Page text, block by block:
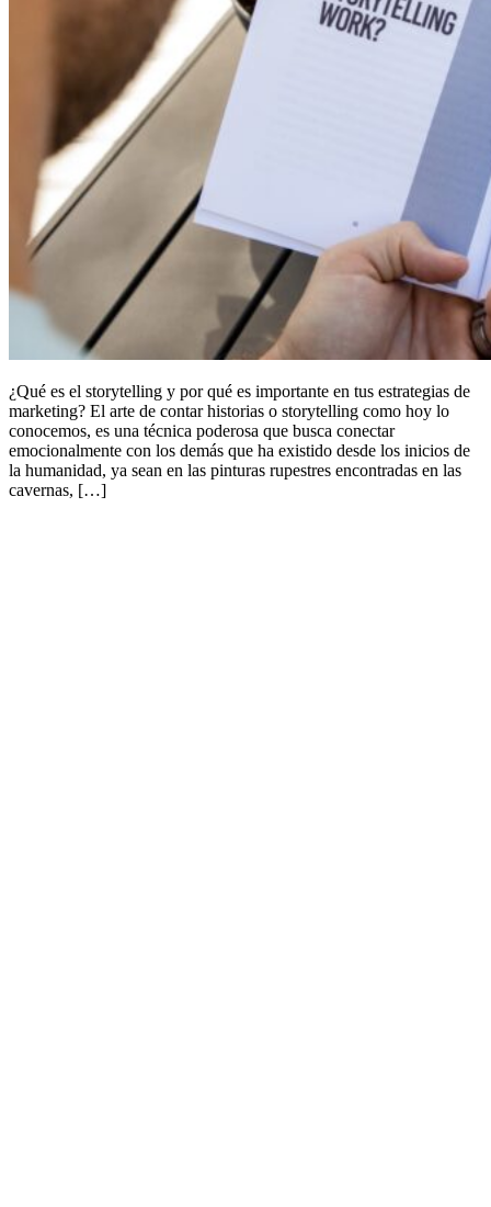
¿Qué es el storytelling y por qué es importante en tus estrategias de
marketing? El arte de contar historias o storytelling como hoy lo
conocemos, es una técnica poderosa que busca conectar
emocionalmente con los demás que ha existido desde los inicios de
la humanidad, ya sean en las pinturas rupestres encontradas en las
cavernas, […]